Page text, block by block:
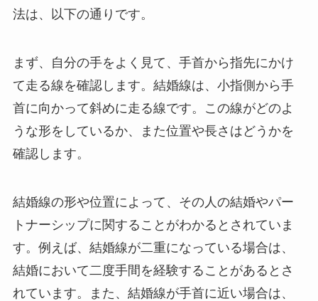
法は、以下の通りです。
まず、自分の手をよく見て、手首から指先にかけ
て走る線を確認します。結婚線は、小指側から手
首に向かって斜めに走る線です。この線がどのよ
うな形をしているか、また位置や長さはどうかを
確認します。
結婚線の形や位置によって、その人の結婚やパー
トナーシップに関することがわかるとされていま
す。例えば、結婚線が二重になっている場合は、
結婚において二度手間を経験することがあるとさ
れています。また、結婚線が手首に近い場合は、